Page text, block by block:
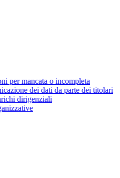
per mancata o incompleta
dei dati da parte dei titolari
dirigenziali